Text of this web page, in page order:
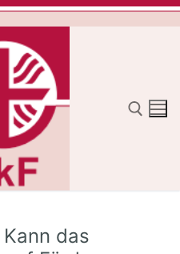
das